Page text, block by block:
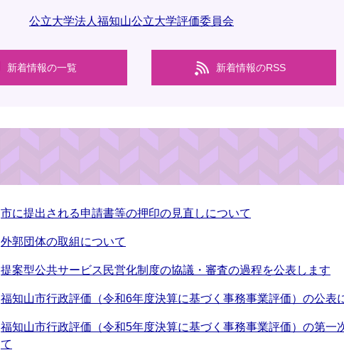
公立大学法人福知山公立大学評価委員会
新着情報の一覧 新着情報のRSS
市に提出される申請書等の押印の見直しについて
外郭団体の取組について
提案型公共サービス民営化制度の協議・審査の過程を公表します
福知山市行政評価（令和6年度決算に基づく事務事業評価）の公表
福知山市行政評価（令和5年度決算に基づく事務事業評価）の第一
て